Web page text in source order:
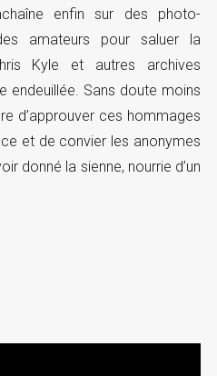
enfin sur des photo-
amateurs pour saluer la
Kyle et autres archives
endeuillée. Sans doute moins
d’approuver ces hommages
et de convier les anonymes
donné la sienne, nourrie d’un